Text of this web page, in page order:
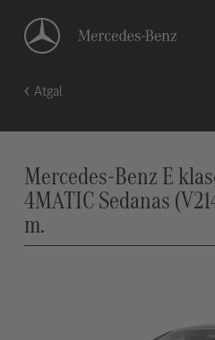
Atgal
Mercedes-Benz E
4MATIC Sedanas
m.